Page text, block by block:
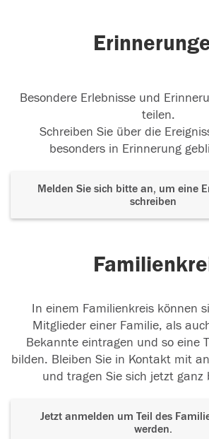
Besondere Erlebnisse und
teilen.
Schreiben Sie über die
besonders in Erinnerung
Melden Sie sich bitte an, um eine
schreiben
In einem Familienkreis können
Mitglieder einer Familie, als
Bekannte eintragen und so eine
bilden. Bleiben Sie in Kontakt mit
und tragen Sie sich jetzt ganz
Jetzt anmelden um Teil des
werden.